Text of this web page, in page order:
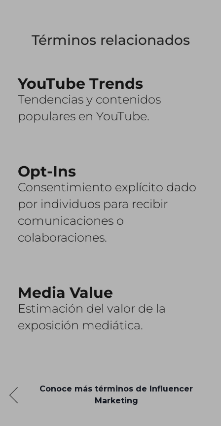
Términos relacionados
YouTube Trends
Tendencias y contenidos
populares en YouTube.
Opt-Ins
Consentimiento explícito dado
por individuos para recibir
comunicaciones o
colaboraciones.
Media Value
Estimación del valor de la
exposición mediática.
Conoce más términos de Influencer
Marketing